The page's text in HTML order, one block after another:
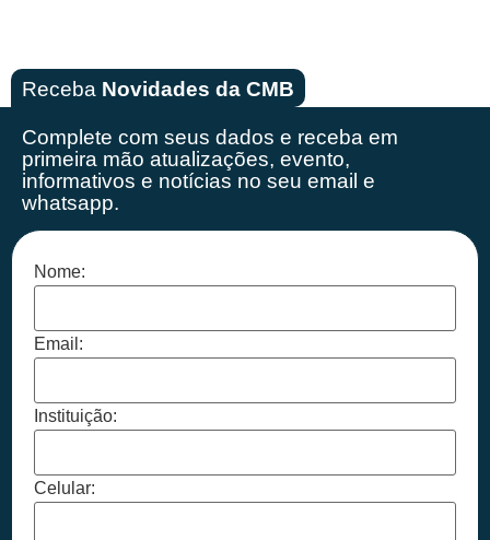
Receba Novidades da CMB
Complete com seus dados e receba em
primeira mão atualizações, evento,
informativos e notícias no seu email e
whatsapp.
Nome:
Email:
Instituição:
Celular: